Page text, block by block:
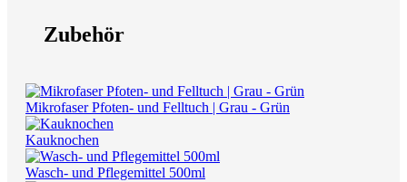
Zubehör
Mikrofaser Pfoten- und Felltuch | Grau - Grün
Kauknochen
Wasch- und Pflegemittel 500ml